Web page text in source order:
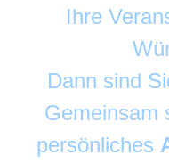
Ihre
Dann sind
Gemeinsam
persönliches